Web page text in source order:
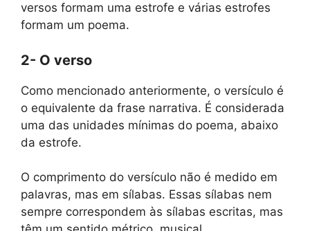
versos formam uma estrofe e várias estrofes
formam um poema.
2- O verso
Como mencionado anteriormente, o versículo é
o equivalente da frase narrativa. É considerada
uma das unidades mínimas do poema, abaixo
da estrofe.
O comprimento do versículo não é medido em
palavras, mas em sílabas. Essas sílabas nem
sempre correspondem às sílabas escritas, mas